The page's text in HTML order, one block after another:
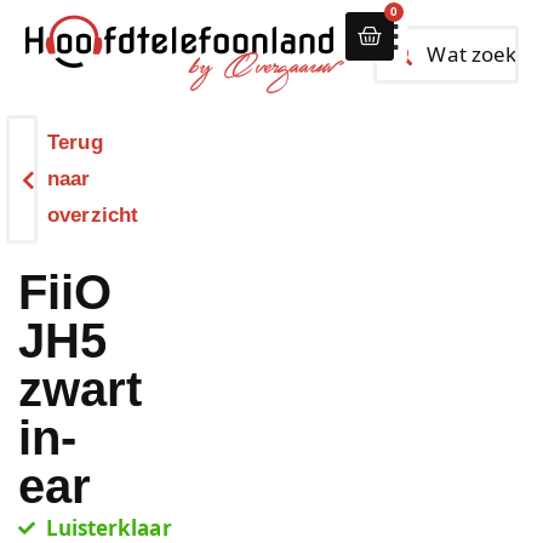
0
Terug
naar
overzicht
FiiO
JH5
zwart
in-
ear
Luisterklaar